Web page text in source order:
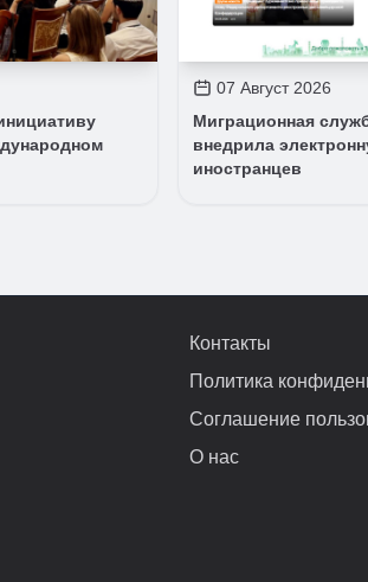
07 Август 2026
Миграционная
внедрила
иностранцев
Контакты
Политика
Соглашение
О нас